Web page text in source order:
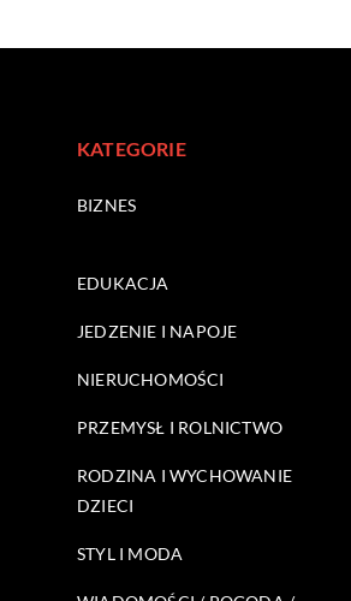
KATEGORIE
BIZNES
EDUKACJA
JEDZENIE I NAPOJE
NIERUCHOMOŚCI
PRZEMYSŁ I ROLNICTWO
RODZINA I WYCHOWANIE
DZIECI
STYL I MODA